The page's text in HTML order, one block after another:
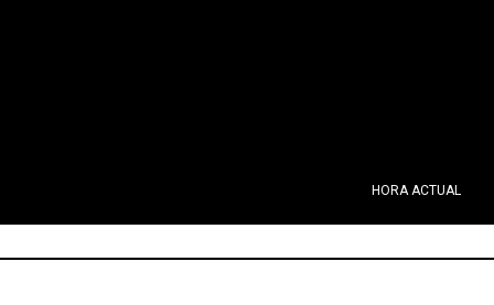
HORA ACTUAL